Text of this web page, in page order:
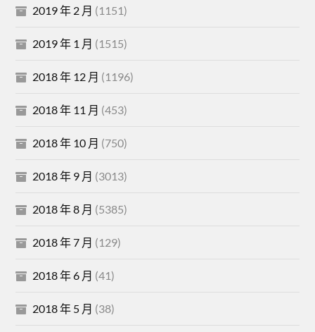
2019 年 2 月 (1151)
2019 年 1 月 (1515)
2018 年 12 月 (1196)
2018 年 11 月 (453)
2018 年 10 月 (750)
2018 年 9 月 (3013)
2018 年 8 月 (5385)
2018 年 7 月 (129)
2018 年 6 月 (41)
2018 年 5 月 (38)